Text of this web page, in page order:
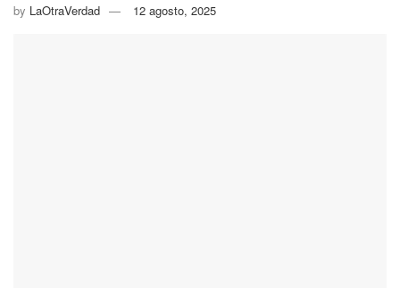
by LaOtraVerdad 12 agosto, 2025